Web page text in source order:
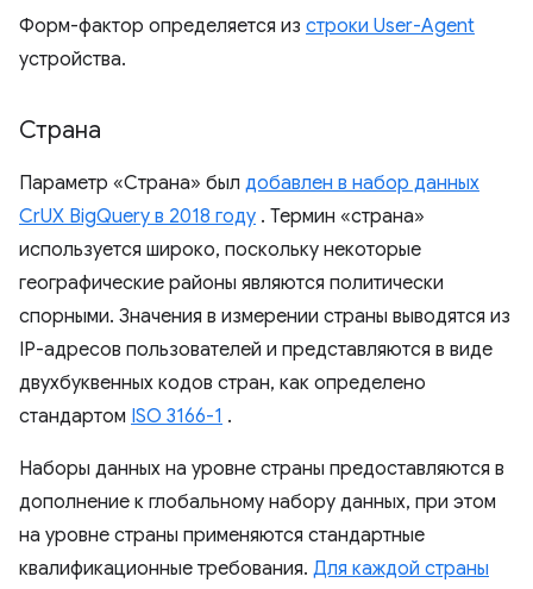
Форм-фактор определяется из строки User-Agent
устройства.
Страна
Параметр «Страна» был добавлен в набор данных
CrUX BigQuery в 2018 году . Термин «страна»
используется широко, поскольку некоторые
географические районы являются политически
спорными. Значения в измерении страны выводятся из
IP-адресов пользователей и представляются в виде
двухбуквенных кодов стран, как определено
стандартом ISO 3166-1 .
Наборы данных на уровне страны предоставляются в
дополнение к глобальному набору данных, при этом
на уровне страны применяются стандартные
квалификационные требования. Для каждой страны